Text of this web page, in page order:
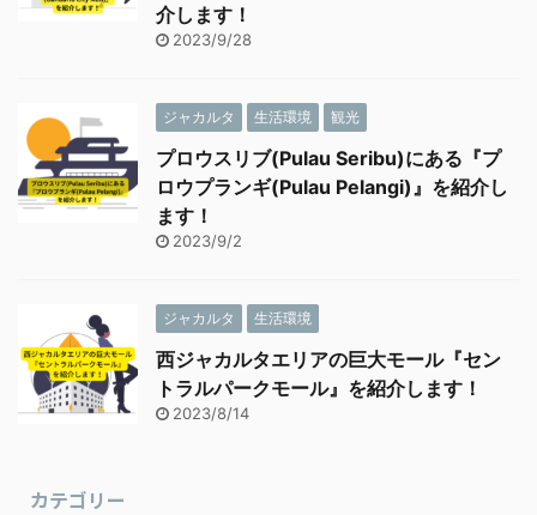
介します！
2023/9/28
ジャカルタ 生活環境 観光
プロウスリブ(Pulau Seribu)にある『プ
ロウプランギ(Pulau Pelangi)』を紹介し
ます！
2023/9/2
ジャカルタ 生活環境
西ジャカルタエリアの巨大モール『セン
トラルパークモール』を紹介します！
2023/8/14
カテゴリー